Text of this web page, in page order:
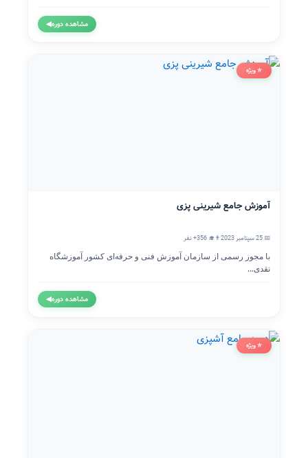
مشاهده دوره◀
⭐ ویژه
آموزش جامع شیرینی پزی
📅 25 سپتامبر 2023
👨‍🎓 356+ نفر
با مجوز رسمی از سازمان آموزش فنی و حرفه‌ای کشور آموزشگاه
نقدی...
مشاهده دوره◀
⭐ ویژه